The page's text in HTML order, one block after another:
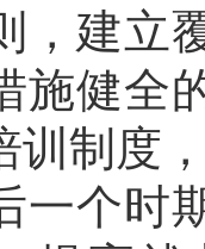
，建立
施健全
训制度
一个时